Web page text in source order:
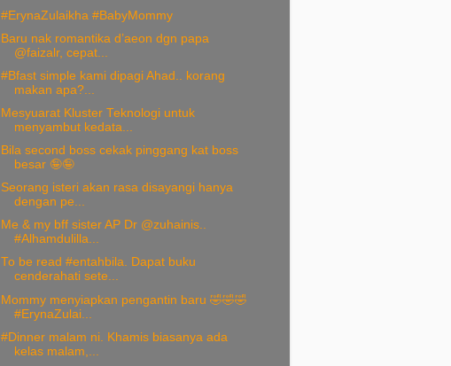
#ErynaZulaikha #BabyMommy
Baru nak romantika d’aeon dgn papa
@faizalr, cepat...
#Bfast simple kami dipagi Ahad.. korang
makan apa?...
Mesyuarat Kluster Teknologi untuk
menyambut kedata...
Bila second boss cekak pinggang kat boss
besar 🤪🤪
Seorang isteri akan rasa disayangi hanya
dengan pe...
Me & my bff sister AP Dr @zuhainis..
#Alhamdulilla...
To be read #entahbila. Dapat buku
cenderahati sete...
Mommy menyiapkan pengantin baru 🤣🤣🤣
#ErynaZulai...
#Dinner malam ni. Khamis biasanya ada
kelas malam,...